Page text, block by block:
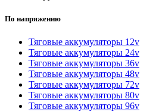
По напряжению
Тяговые аккумуляторы 12v
Тяговые аккумуляторы 24v
Тяговые аккумуляторы 36v
Тяговые аккумуляторы 48v
Тяговые аккумуляторы 72v
Тяговые аккумуляторы 80v
Тяговые аккумуляторы 96v